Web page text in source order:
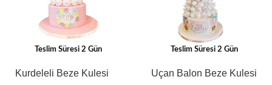
Teslim Süresi 2 Gün
Kurdeleli Beze Kulesi
Teslim Süresi 2 Gün
Uçan Balon Beze Kulesi